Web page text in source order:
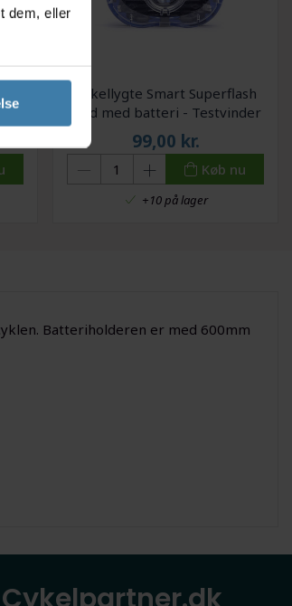
dem, eller
Cykellygte Smart Superflash
hvid med batteri - Testvinder
99,00 kr.
Køb nu
+10 på lager
Batteriholderen er med 600mm
Cykelpartner.dk